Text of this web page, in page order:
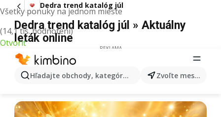
Všetky ponuky na jednom mieste
(14,1 tis. hodnotení)
Otvoriť
Hľadajte obchody, kategórie, produkty... Zvoľte mesto
Dedra trend katalóg júl
Dedra trend katalóg júl » Aktuálny
leták online
REKLAMA